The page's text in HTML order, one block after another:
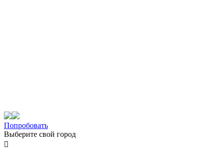
Попробовать
Выберите свой город
